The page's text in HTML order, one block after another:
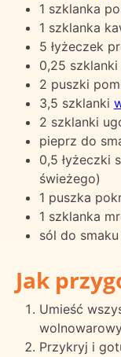
1 szklanka
1 szklanka
5 łyżeczek
0,25 szklanki
2 puszki
3,5 szklanki
2 szklanki
pieprz do
0,5 łyżeczki
świeżego)
1 puszka
1 szklanka
sól do
Jak
Umieść
Przykryj i